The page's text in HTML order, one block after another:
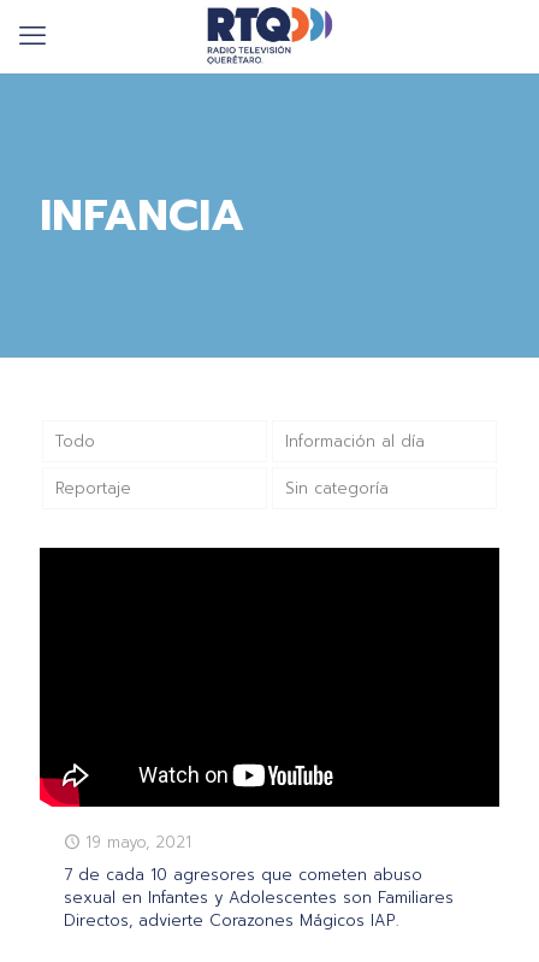
INFANCIA
Todo Información al día
Reportaje Sin categoría
19 mayo, 2021
7 de cada 10 agresores que cometen abuso
sexual en Infantes y Adolescentes son Familiares
Directos, advierte Corazones Mágicos IAP.